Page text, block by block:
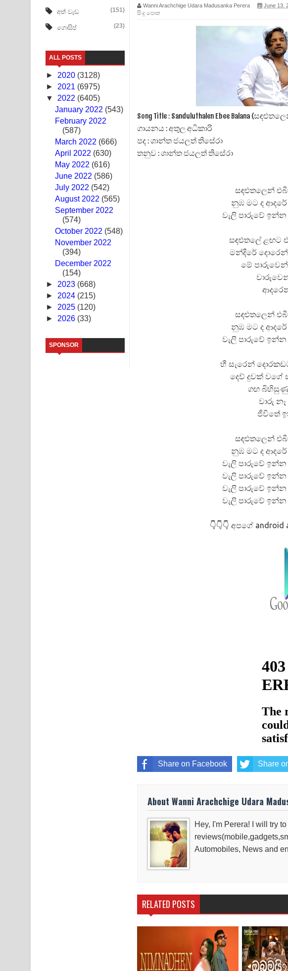
Apa Hamuwee Song Lyrics - අප හමුවී ගීතයේ පද පෙළ
PATHINIYE Song Lyrics - පතිනියනේ ගීතයේ පද පෙළ
Sorry Sir Song Lyrics - සොරි සර් ගීතයේ පද පෙළ
Mathaka Aluthin Liyanna Song Lyrics - මතක අලුතින් ලියන්න ගීතයේ පද පෙළ
Sandak Awith Song Lyrics - සඳක් ඇවිත් ගීතයේ පද පෙළ
Swetha Sande Song Lyrics - ශ්වේත සඳේ ගීතයේ පද පෙළ
Ma Igili Giya Lyrics - මා ඉගිලී ගියා ගීතයේ පද පෙළ
Ras Balan Song Lyrics - රැස් බලන් ගීතයේ පද පෙළ
Hoda sihiyen Song Lyrics - හොද සිහියෙන් ගීතයේ පද පෙළ
Awanken Song Lyrics - අවංකෙන් ගීතයේ පද පෙළ
Pemwanthiye Song Lyrics - පෙම්වන්තියේ ගීතයේ පද පෙළ
Manobhawa Song Lyrics - මනෝභව ගීතයේ පද පෙළ
Akahe Indala Song Lyrics - ආකාහේ ඉඳලා ගීතයේ පද පෙළ
Raawaya Song Lyrics - රාවය ගීතයේ පද පෙළ
Saddeta Denna Song Lyrics - සද්දෙට දෙන්න ගීතයේ පද පෙළ
Sandata Duka Hithila Song Lyrics - සඳට දුක හිතිලා ගීතයේ පද පෙළ
Dannawada Mawa Song Lyrics - දන්නවාද මාව ගීතයේ පද පෙළ
අත් වැඩ (151)
ගොසිප් (23)
ALL POSTS
► 2020 (3128)
► 2021 (6975)
▼ 2022 (6405)
January 2022 (543)
February 2022
(587)
March 2022 (666)
April 2022 (630)
May 2022 (616)
June 2022 (586)
July 2022 (542)
August 2022 (565)
September 2022
(574)
October 2022 (548)
November 2022
(394)
December 2022
(154)
► 2023 (668)
► 2024 (215)
► 2025 (120)
► 2026 (33)
SPONSOR
Wanni Arachchige Udara Madusanka Perera June 13,
සිංදු පොත
Song Title : Sanduluthalen Ebee Balana
ගායනය : අතුල අධිකාරි
පද : ශාන්ත ජයලත් තිසේරා
තනුව : ශාන්ත ජයලත් තිසේරා
සඳළුතලෙන්
නුඹ මට ද ආදරේ
වැලි පාරුවේ
සඳළුතලේ ළඟට
මන්දිරේ
මේ
සඳළුතලෙන්
නුඹ මට ද ආදරේ
වැලි පාරුවේ
හී සැරෙන්
දෙව් දුවක් වගේ
ගඟ
වාරු
ජීවිතේ
සඳළුතලෙන්
නුඹ මට ද ආදරේ
වැලි පාරුවේ
වැලි පාරුවේ
වැලි පාරුවේ
වැලි පාරුවේ
👇👇👇 අපගේ android
Share on Facebook Share
About Wanni Arachchige Udara
Hey, I'm Perera! I will try
Automobiles, News and
RELATED POSTS